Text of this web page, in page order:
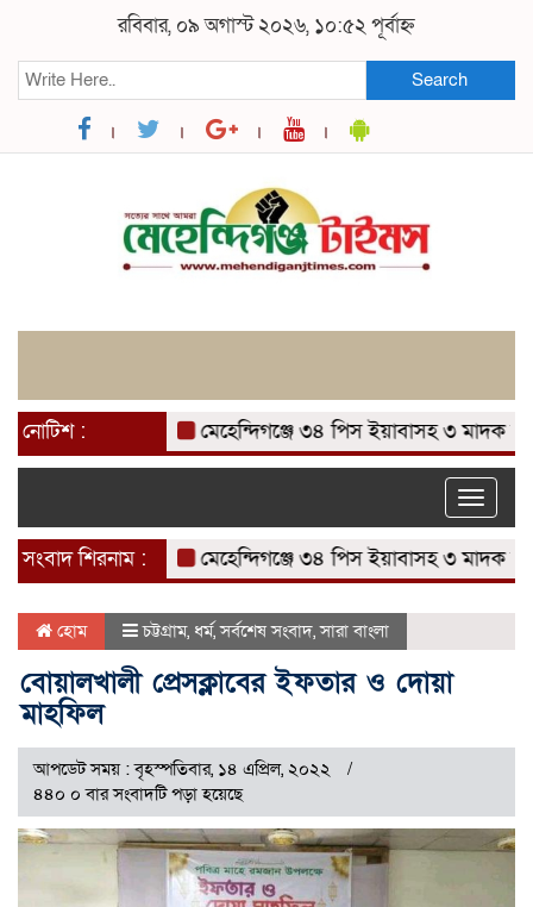
রবিবার, ০৯ অগাস্ট ২০২৬, ১০:৫২ পূর্বাহ্ন
Search
নোটিশ : মেহেন্দিগঞ্জে ৩৪ পিস ইয়াবাসহ ৩ মাদক
Toggle
সংবাদ শিরনাম :
মেহেন্দিগঞ্জে ৩৪ পিস ইয়াবাসহ ৩ মাদক
হোম চট্টগ্রাম, ধর্ম,সর্বশেষ সংবাদ,সারা বাংলা
বোয়ালখালী প্রেসক্লাবের ইফতার ও দোয়া
মাহফিল
আপডেট সময় : বৃহস্পতিবার, ১৪ এপ্রিল, ২০২২
৪৪০ ০ বার সংবাদটি পড়া হয়েছে